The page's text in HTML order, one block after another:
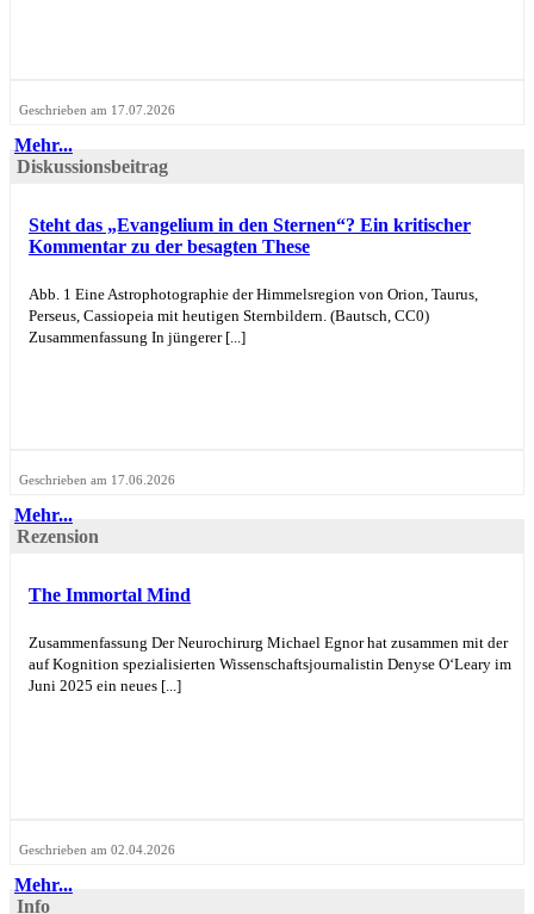
Geschrieben am 17.07.2026
Mehr...
Diskussionsbeitrag
Steht das „Evangelium in den Sternen“? Ein kritischer
Kommentar zu der besagten These
Abb. 1 Eine Astrophotographie der Himmelsregion von Orion, Taurus,
Perseus, Cassiopeia mit heutigen Sternbildern. (Bautsch, CC0)
Zusammenfassung In jüngerer [...]
Geschrieben am 17.06.2026
Mehr...
Rezension
The Immortal Mind
Zusammenfassung Der Neurochirurg Michael Egnor hat zusammen mit der
auf Kognition spezialisierten Wissenschaftsjournalistin Denyse O‘Leary im
Juni 2025 ein neues [...]
Geschrieben am 02.04.2026
Mehr...
Info